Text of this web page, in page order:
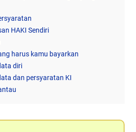
HAKI Sendiri
harus kamu bayarkan
diri
dan persyaratan KI